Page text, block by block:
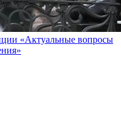
«Актуальные вопросы